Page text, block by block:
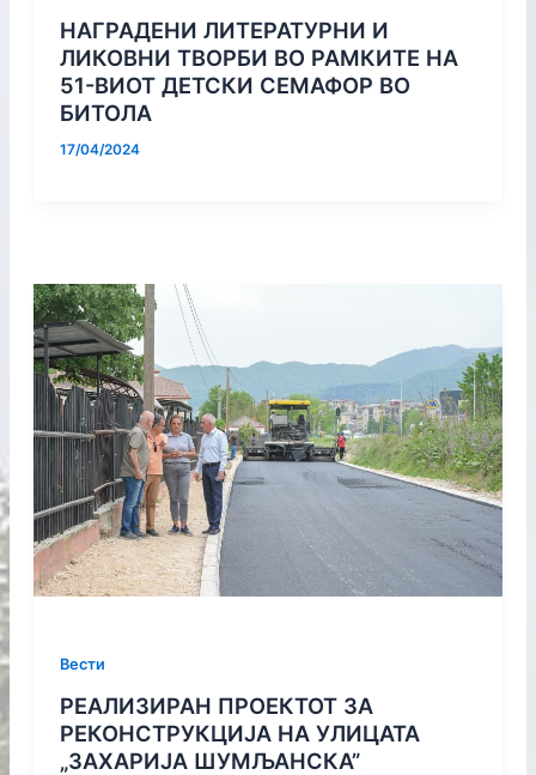
НАГРАДЕНИ ЛИТЕРАТУРНИ И
ЛИКОВНИ ТВОРБИ ВО РАМКИТЕ НА
51-ВИОТ ДЕТСКИ СЕМАФОР ВО
БИТОЛА
17/04/2024
Вести
РЕАЛИЗИРАН ПРОЕКТОТ ЗА
РЕКОНСТРУКЦИЈА НА УЛИЦАТА
„ЗАХАРИЈА ШУМЉАНСКА”